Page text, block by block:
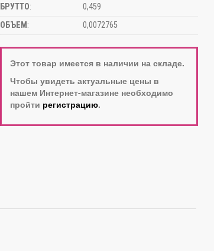
БРУТТО:
0,459
ОБЪЕМ : 0,0072765
Этот товар имеется в наличии на складе.
Чтобы увидеть актуальные цены в
нашем Интернет-магазине необходимо
пройти регистрацию.